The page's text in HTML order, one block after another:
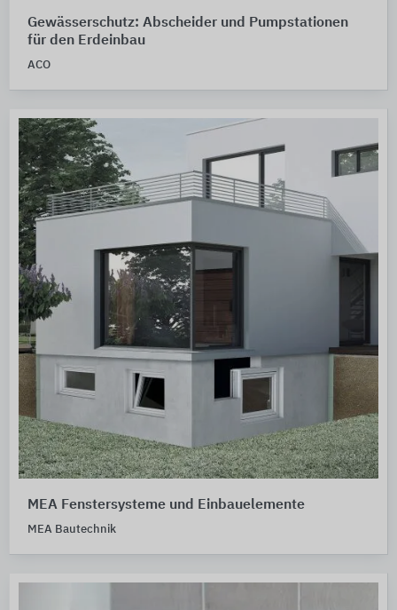
Gewässerschutz: Abscheider und Pumpstationen
für den Erdeinbau
ACO
MEA Fenstersysteme und Einbauelemente
MEA Bautechnik